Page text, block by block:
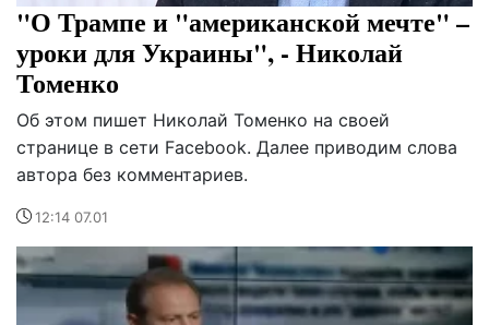
"О Трампе и "американской мечте" –
уроки для Украины", - Николай
Томенко
Об этом пишет Николай Томенко на своей
странице в сети Facebook. Далее приводим слова
автора без комментариев.
12:14 07.01